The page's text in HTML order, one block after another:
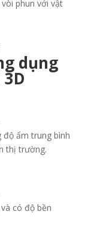
phun với vật
dụng
độ ẩm trung bình
thị trường.
có độ bền